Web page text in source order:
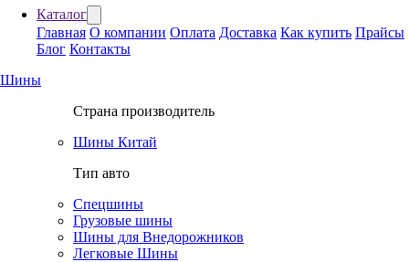
Каталог
Главная О компании Оплата Доставка Как купить Прайсы
Блог Контакты
Шины
Страна производитель
Шины Китай
Тип авто
Спецшины
Грузовые шины
Шины для Внедорожников
Легковые Шины